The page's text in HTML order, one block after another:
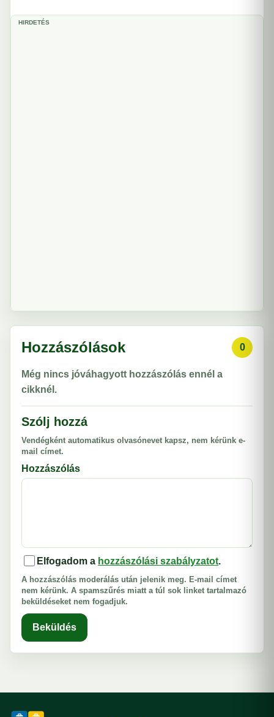
HIRDETÉS
Hozzászólások 0
Még nincs jóváhagyott hozzászólás ennél a
cikknél.
Szólj hozzá
Vendégként automatikus olvasónevet kapsz, nem kérünk e-
mail címet.
Hozzászólás
Elfogadom a hozzászólási szabályzatot.
A hozzászólás moderálás után jelenik meg. E-mail címet
nem kérünk. A spamszűrés miatt a túl sok linket tartalmazó
beküldéseket nem fogadjuk.
Beküldés